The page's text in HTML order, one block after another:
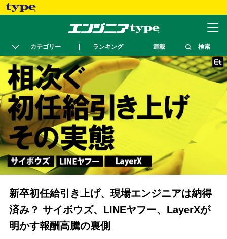
カテゴリー ランキング 連載 検索
新卒初任給引き上げ、現場エンジニアは納得
済み？ サイボウズ、LINEヤフー、LayerXが
明かす報酬高騰の裏側